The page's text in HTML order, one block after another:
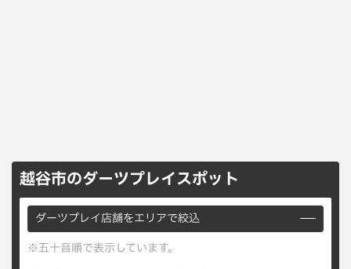
越谷市のダーツプレイスポット
ダーツプレイ店舗をエリアで絞込
※五十音順で表示しています。